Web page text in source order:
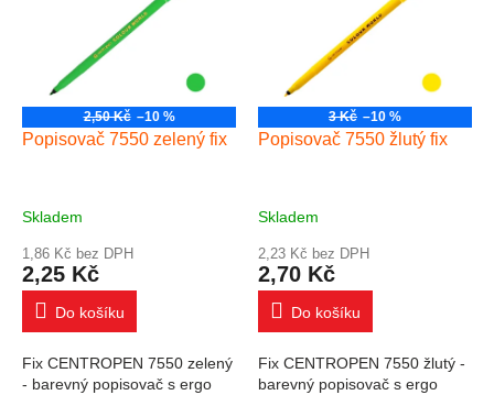
2,50 Kč –10 %
Popisovač 7550 zelený fix
Skladem
1,86 Kč bez DPH
2,25 Kč
Do košíku
Fix CENTROPEN 7550 zelený
- barevný popisovač s ergo
3 Kč –10 %
Popisovač 7550 žlutý fix
Skladem
2,23 Kč bez DPH
2,70 Kč
Do košíku
Fix CENTROPEN 7550 žlutý -
barevný popisovač s ergo